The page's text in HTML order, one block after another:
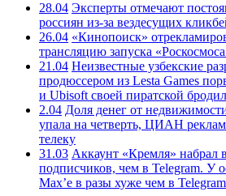
28.04 Эксперты отмечают
россиян из-за вездесущих
26.04 «Кинопоиск»
трансляцию запуска
21.04 Неизвестные узбекские
продюссером из Lesta Games
и Ubisoft своей пиратской
2.04 Доля денег от
упала на четверть, ЦИАН
телеку
31.03 Аккаунт «Кремля» набрал
подписчиков, чем в Telegram. У
Max’е в разы хуже чем в Telegram